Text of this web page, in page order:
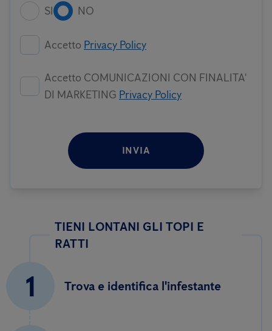
SI NO
Accetto Privacy Policy
Accetto COMUNICAZIONI CON FINALITA'
DI MARKETING Privacy Policy
INVIA
TIENI LONTANI GLI TOPI E
RATTI
1 Trova e identifica l'infestante